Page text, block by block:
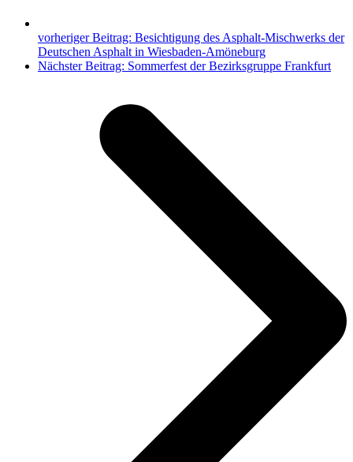
vorheriger Beitrag: Besichtigung des Asphalt-Mischwerks der
Deutschen Asphalt in Wiesbaden-Amöneburg
Nächster Beitrag: Sommerfest der Bezirksgruppe Frankfurt